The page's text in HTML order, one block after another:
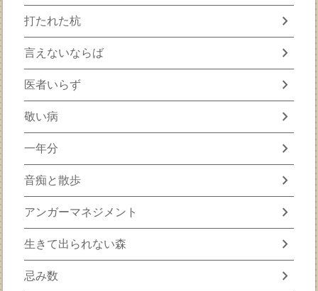
打たれた杭 chevron_right
言えないならば chevron_right
医者いらず chevron_right
敬い病 chevron_right
一年分 chevron_right
音痴と散歩 chevron_right
アンガーマネジメント chevron_right
生きて出られない森 chevron_right
忌み数 chevron_right